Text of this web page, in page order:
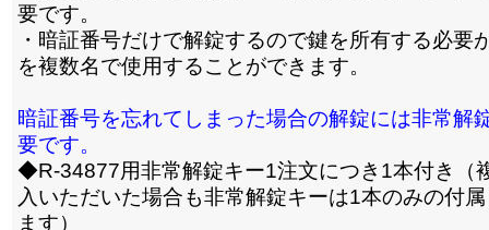
要です。
・暗証番号だけで解錠するので鍵を所有する必要
を複数名で使用することができます。
暗証番号を忘れてしまった場合の解錠には非常解
要です。
◆R-34877用非常解錠キー1注文につき1本付き（
入いただいた場合も非常解錠キーは1本のみの付
ます）